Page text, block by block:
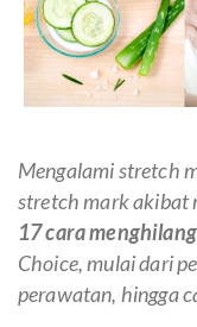
Mengalami stretch
stretch mark akibat
17 cara
Choice, mulai dari
perawatan, hingga